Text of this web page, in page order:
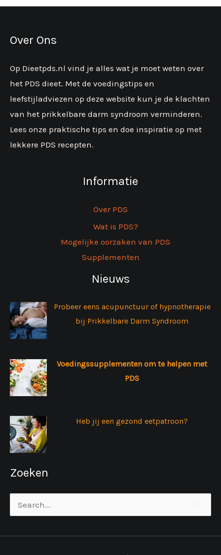
Over Ons
Op Dieetpds.nl vind je alles wat je moet weten over
het PDS dieet. Met de voedingstips en
leefstijladviezen op deze website kun je de klachten
van het prikkelbare darm syndroom verminderen.
Lees onze praktische tips en doe inspiratie op met
lekkere PDS recepten.
Informatie
Over PDS
Wat is PDS?
Mogelijke oorzaken van PDS
Supplementen
Nieuws
Probeer eens acupunctuur of hypnotherapie
bij Prikkelbare Darm Syndroom
Voedingssupplementen om te helpen met
PDS
Heb jij een gezond eetpatroon?
Zoeken
Zoek